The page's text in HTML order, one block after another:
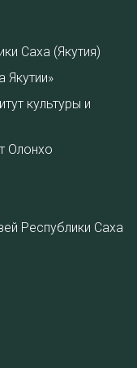
Саха (Якутия)
Якутии»
культуры и
Олонхо
Республики Саха